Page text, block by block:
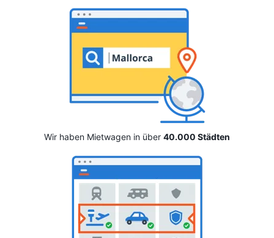
Wir haben Mietwagen in über 40.000 Städten